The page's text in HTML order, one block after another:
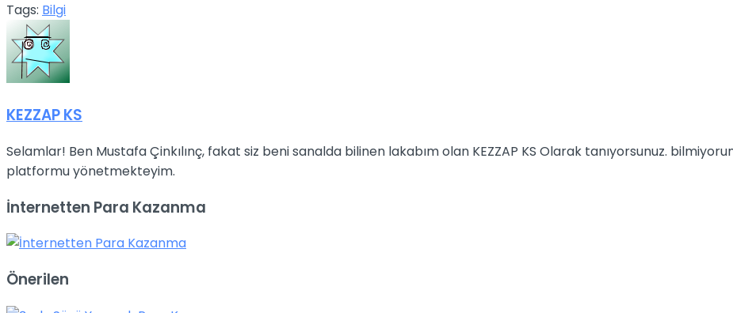
Tags: Bilgi
KEZZAP KS
Selamlar! Ben Mustafa Çinkılınç, fakat siz beni sanalda bilinen lakabım olan KEZZAP KS Olarak tanıyorsunuz.
platformu yönetmekteyim.
İnternetten Para Kazanma
Önerilen